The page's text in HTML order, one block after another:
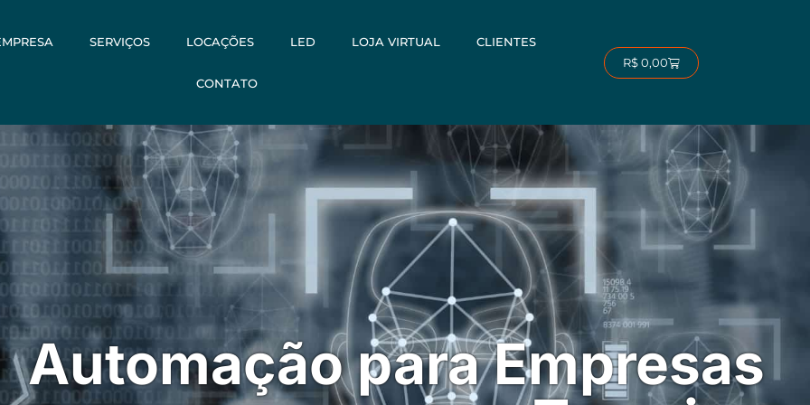
SERVIÇOS LOCAÇÕES LED LOJA VIRTUAL CLIENTES
CONTATO
R$0,00Carrinho
Automação para Empresas